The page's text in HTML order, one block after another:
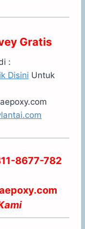
Gratis
:
Disini Untuk
8677-782